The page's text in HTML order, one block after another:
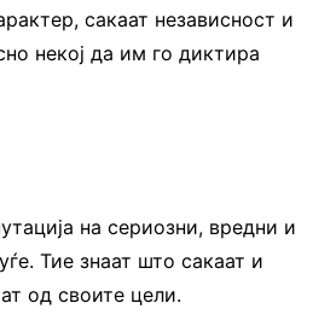
сакаат независност и
некој да им го диктира
на сериозни, вредни и
Тие знаат што сакаат и
од своите цели.